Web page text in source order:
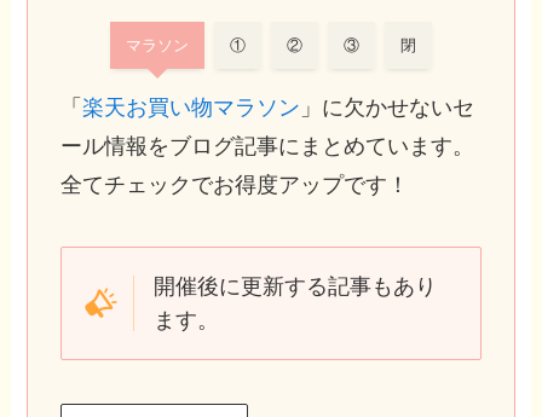
マラソン ① ② ③ 閉
「楽天お買い物マラソン 」に欠かせないセ
ール情報をブログ記事にまとめています。
全てチェックでお得度アップです！
開催後に更新する記事もあり
ます。